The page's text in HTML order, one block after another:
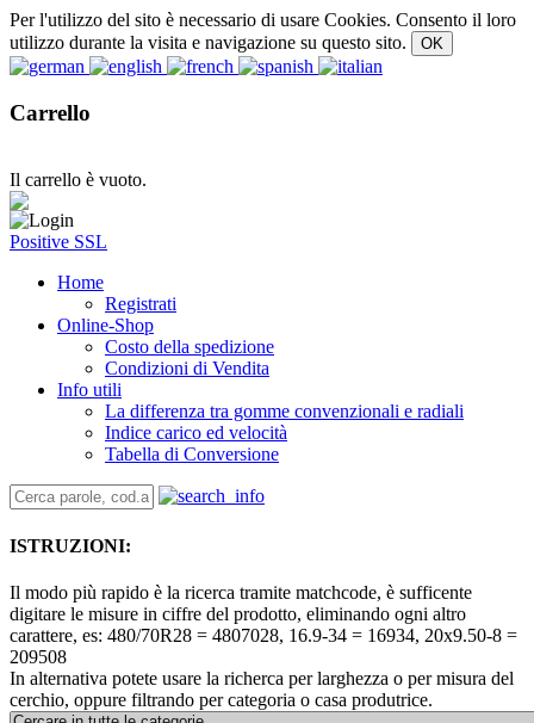
Per l'utilizzo del sito è necessario di usare Cookies. Consento il loro
utilizzo durante la visita e navigazione su questo sito.
Carrello
Il carrello è vuoto.
Positive SSL
Home
Registrati
Online-Shop
Costo della spedizione
Condizioni di Vendita
Info utili
La differenza tra gomme convenzionali e radiali
Indice carico ed velocità
Tabella di Conversione
ISTRUZIONI:
Il modo più rapido è la ricerca tramite matchcode, è sufficente
digitare le misure in ciffre del prodotto, eliminando ogni altro
carattere, es: 480/70R28 = 4807028, 16.9-34 = 16934, 20x9.50-8 =
209508
In alternativa potete usare la richerca per larghezza o per misura del
cerchio, oppure filtrando per categoria o casa produtrice.